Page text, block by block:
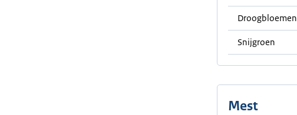
Droogbloemen
Snijgroen
Mest